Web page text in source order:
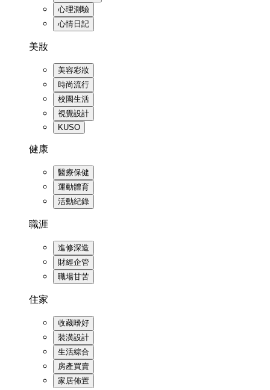
心理測驗
心情日記
美妝
美容彩妝
時尚流行
校園生活
視覺設計
KUSO
健康
醫療保健
運動體育
活動紀錄
職涯
進修深造
財經企管
職場甘苦
住家
收藏嗜好
裝潢設計
生活綜合
房產買賣
家居佈置